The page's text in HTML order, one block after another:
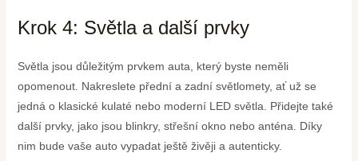
Krok 4: Světla a další prvky
Světla jsou důležitým prvkem auta, který byste neměli
opomenout. Nakreslete přední a zadní světlomety, ať už se
jedná o klasické kulaté nebo moderní LED světla. Přidejte také
další prvky, jako jsou blinkry, střešní okno nebo anténa. Díky
nim bude vaše auto vypadat ještě živěji a autenticky.